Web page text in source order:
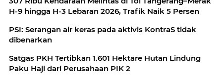
H-9 hingga H-3 Lebaran 2026, Trafik Naik 5 Persen
PSI: Serangan air keras pada aktivis KontraS tidak
dibenarkan
Satgas PKH Tertibkan 1.601 Hektare Hutan Lindung
Paku Haji dari Perusahaan PIK 2